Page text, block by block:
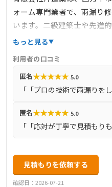
ォーム専門業者で、雨漏り
います。二級建築士や先進
強みがあり、ドローンやロ
で、本山町を含む高知県内
樋や防水工事も対応可能で
もっと見る
利用者の口コミ
匿名★★★★★ 5.0
「「プロの技術で雨漏りを
匿名★★★★★ 5.0
「「応対が丁寧で見積もり
見積もりを依頼する
確認日：2026-07-21